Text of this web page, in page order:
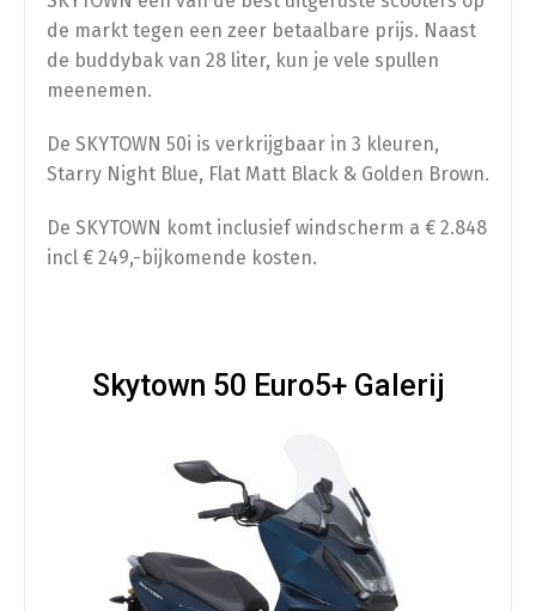
de markt tegen een zeer betaalbare prijs. Naast
de buddybak van 28 liter, kun je vele spullen
meenemen.
De SKYTOWN 50i is verkrijgbaar in 3 kleuren,
Starry Night Blue, Flat Matt Black & Golden Brown.
De SKYTOWN komt inclusief windscherm a € 2.848
incl € 249,-bijkomende kosten.
Skytown 50 Euro5+ Galerij